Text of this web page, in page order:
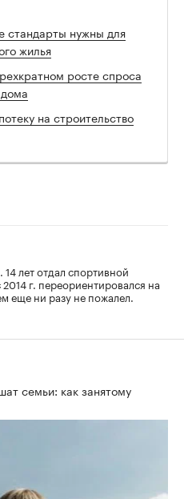
стандарты нужны для
жилья
росте спроса
на строительство
лет отдал спортивной
г. переориентировался на
еще ни разу не пожалел.
семьи: как занятому